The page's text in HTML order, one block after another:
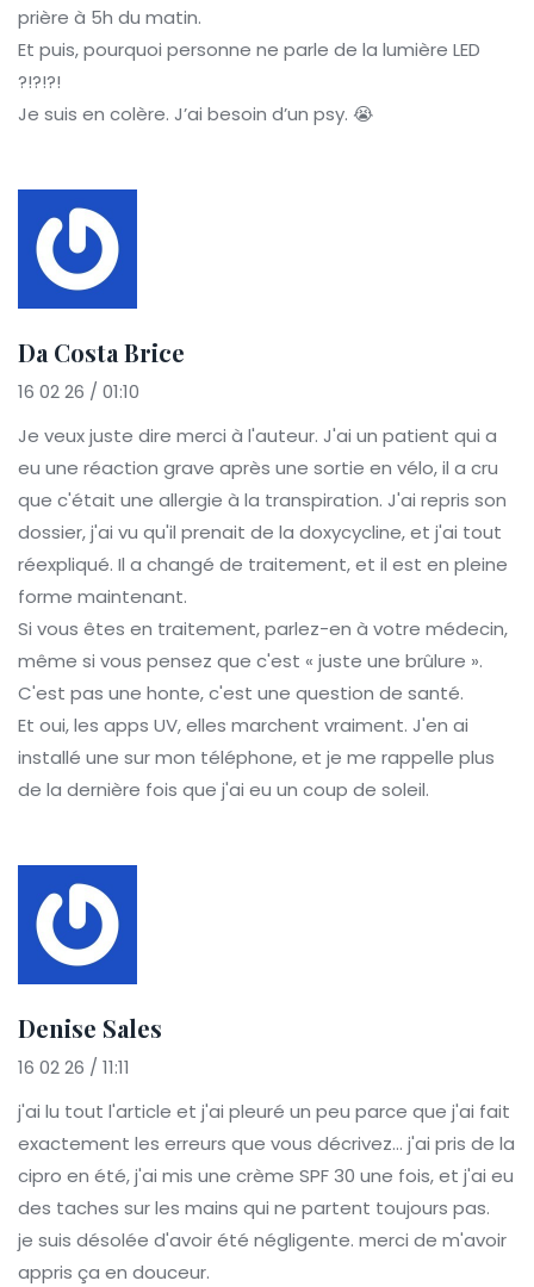
prière à 5h du matin.
Et puis, pourquoi personne ne parle de la lumière LED
?!?!?!
Je suis en colère. J’ai besoin d’un psy. 😭
Da Costa Brice
16 02 26 / 01:10
Je veux juste dire merci à l'auteur. J'ai un patient qui a
eu une réaction grave après une sortie en vélo, il a cru
que c'était une allergie à la transpiration. J'ai repris son
dossier, j'ai vu qu'il prenait de la doxycycline, et j'ai tout
réexpliqué. Il a changé de traitement, et il est en pleine
forme maintenant.
Si vous êtes en traitement, parlez-en à votre médecin,
même si vous pensez que c'est « juste une brûlure ».
C'est pas une honte, c'est une question de santé.
Et oui, les apps UV, elles marchent vraiment. J'en ai
installé une sur mon téléphone, et je me rappelle plus
de la dernière fois que j'ai eu un coup de soleil.
Denise Sales
16 02 26 / 11:11
j'ai lu tout l'article et j'ai pleuré un peu parce que j'ai fait
exactement les erreurs que vous décrivez… j'ai pris de la
cipro en été, j'ai mis une crème SPF 30 une fois, et j'ai eu
des taches sur les mains qui ne partent toujours pas.
je suis désolée d'avoir été négligente. merci de m'avoir
appris ça en douceur.